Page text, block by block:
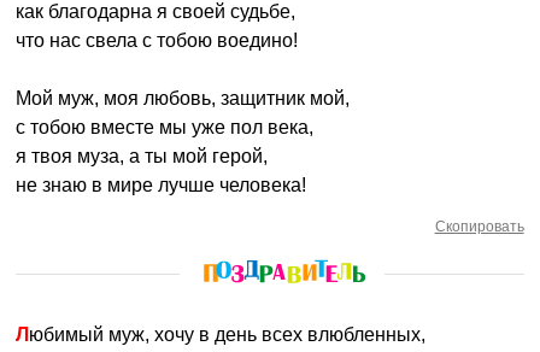
как благодарна я своей судьбе,
что нас свела с тобою воедино!
Мой муж, моя любовь, защитник мой,
с тобою вместе мы уже пол века,
я твоя муза, а ты мой герой,
не знаю в мире лучше человека!
Скопировать
Любимый муж, хочу в день всех влюбленных,